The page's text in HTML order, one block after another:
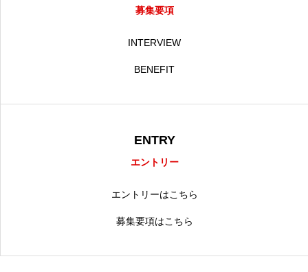
募集要項
INTERVIEW
BENEFIT
ENTRY
エントリー
エントリーはこちら
募集要項はこちら